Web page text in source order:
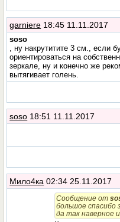
garniere 18:45 11.11.2017
soso
, ну накрутитите 3 см., если
ориентироваться на
зеркале, ну и конечно же
вытягивает голень.
soso 18:51 11.11.2017
Мило4ка 02:34 25.11.2017
Сообщение от
большое спасибо
да так наверное